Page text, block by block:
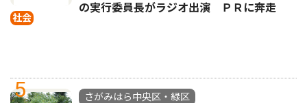
社会
の実行委員長がラジオ出演 ＰＲに奔走
5
さがみはら中央区・緑区